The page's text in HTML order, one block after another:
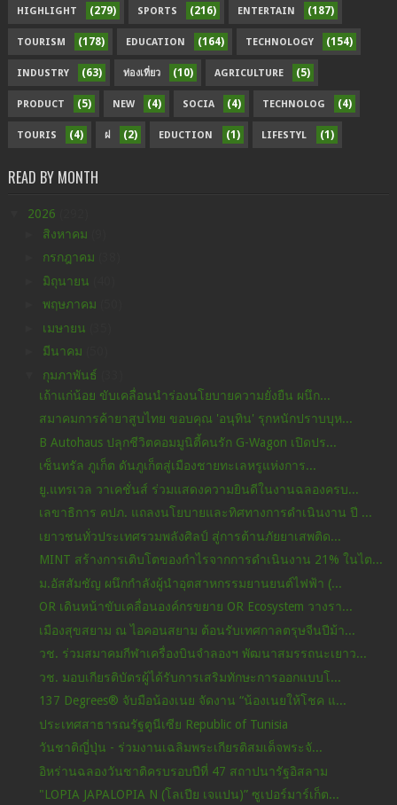
HIGHLIGHT (279) SPORTS (216) ENTERTAIN (187)
TOURISM (178) EDUCATION (164) TECHNOLOGY (154)
INDUSTRY (63) ท่องเที่ยว (10) AGRICULTURE (5)
PRODUCT (5) NEW (4) SOCIA (4) TECHNOLOG (4)
TOURIS (4) ฝ (2) EDUCTION (1) LIFESTYL (1)
READ BY MONTH
2026
สิงหาคม
กรกฎาคม
มิถุนายน
พฤษภาคม
เมษายน
มีนาคม
กุมภาพันธ์
เถ้าแก่น้อย ขับเคลื่อนนำร่องนโยบายความยั่งยืน ผนึก...
สมาคมการค้ายาสูบไทย ขอบคุณ 'อนุทิน' รุกหนักปราบบุห...
B Autohaus ปลุกชีวิตคอมมูนิตี้คนรัก G-Wagon เปิดปร...
เซ็นทรัล ภูเก็ต ดันภูเก็ตสู่เมืองชายทะเลหรูแห่งการ...
ยู.แทรเวล วาเคชั่นส์ ร่วมแสดงความยินดีในงานฉลองครบ...
เลขาธิการ คปภ. แถลงนโยบายและทิศทางการดำเนินงาน ปี ...
เยาวชนทั่วประเทศรวมพลังศิลป์ สู่การต้านภัยยาเสพติด...
MINT สร้างการเติบโตของกำไรจากการดำเนินงาน 21% ในไต...
ม.อัสสัมชัญ ผนึกกำลังผู้นำอุตสาหกรรมยานยนต์ไฟฟ้า (...
OR เดินหน้าขับเคลื่อนองค์กรขยาย OR Ecosystem วางรา...
เมืองสุขสยาม ณ ไอคอนสยาม ต้อนรับเทศกาลตรุษจีนปีม้า...
วช. ร่วมสมาคมกีฬาเครื่องบินจำลองฯ พัฒนาสมรรถนะเยาว...
วช. มอบเกียรติบัตรผู้ได้รับการเสริมทักษะการออกแบบโ...
137 Degrees® จับมือน้องเนย จัดงาน “น้องเนยให้โชค แ...
ประเทศสาธารณรัฐตูนีเซีย Republic of Tunisia
วันชาติญี่ปุ่น - ร่วมงานเฉลิมพระเกียรติสมเด็จพระจั...
อิหร่านฉลองวันชาติครบรอบปีที่ 47 สถาปนารัฐอิสลาม
"LOPIA JAPALOPIA N (โลเปีย เจแปน)” ซูเปอร์มาร์เก็ต...